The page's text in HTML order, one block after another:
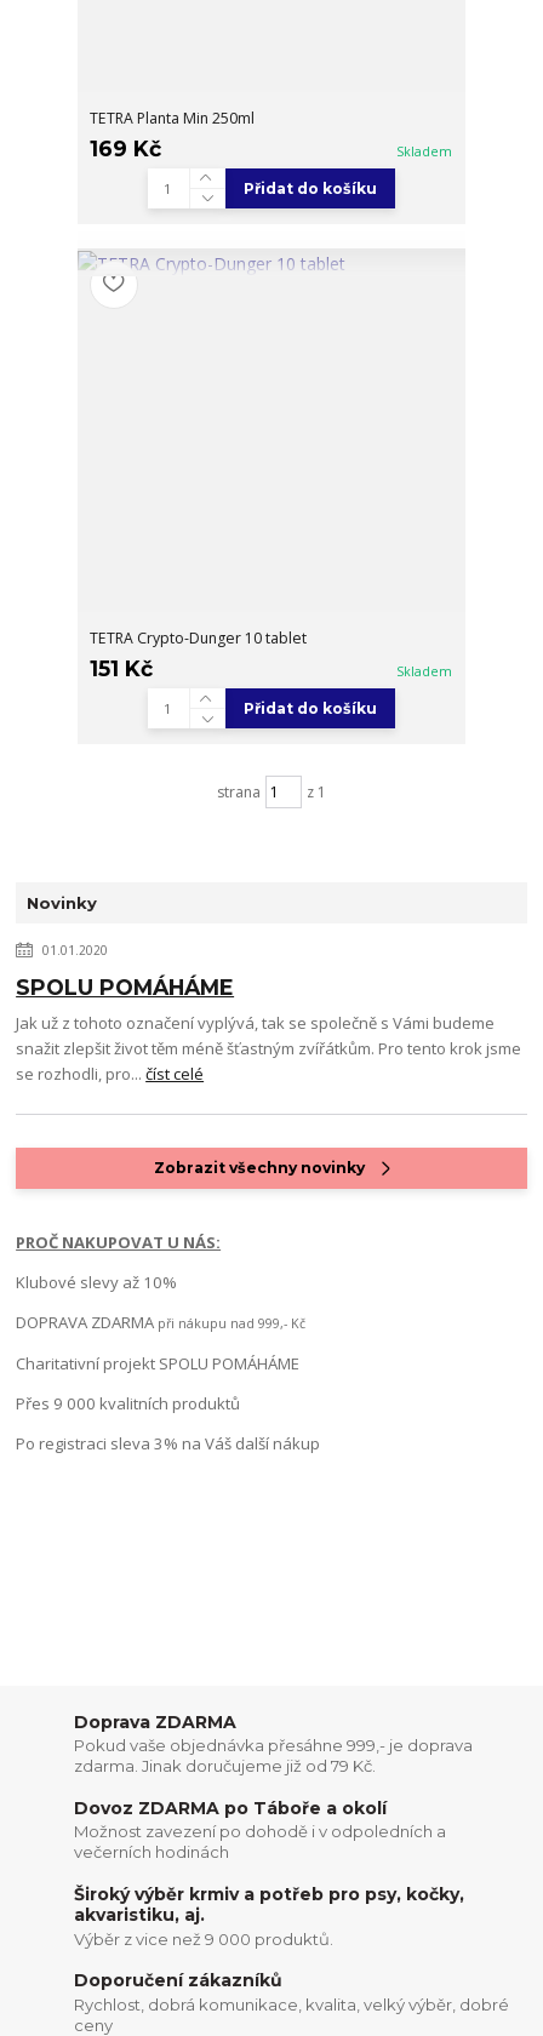
TETRA Planta Min 250ml
169 Kč Skladem
Přidat do košíku
TETRA Crypto-Dunger 10 tablet
151 Kč Skladem
Přidat do košíku
strana z 1
Novinky
01.01.2020
SPOLU POMÁHÁME
Jak už z tohoto označení vyplývá, tak se společně s Vámi budeme
snažit zlepšit život těm méně šťastným zvířátkům. Pro tento krok jsme
se rozhodli, pro...číst celé
Zobrazit všechny novinky
PROČ NAKUPOVAT U NÁS:
Klubové slevy až 10%
DOPRAVA ZDARMA při nákupu nad 999,- Kč
Charitativní projekt SPOLU POMÁHÁME
Přes 9 000 kvalitních produktů
Po registraci sleva 3% na Váš další nákup
Doprava ZDARMA
Pokud vaše objednávka přesáhne 999,- je doprava
zdarma. Jinak doručujeme již od 79 Kč.
Dovoz ZDARMA po Táboře a okolí
Možnost zavezení po dohodě i v odpoledních a
večerních hodinách
Široký výběr krmiv a potřeb pro psy, kočky,
akvaristiku, aj.
Výběr z vice než 9 000 produktů.
Doporučení zákazníků
Rychlost, dobrá komunikace, kvalita, velký výběr, dobré
ceny